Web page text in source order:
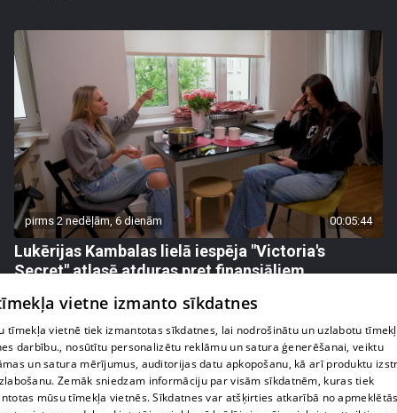
pirms 2 nedēļām, 6 dienām 00:05:44
Lukērijas Kambalas lielā iespēja "Victoria's
Secret" atlasē atduras pret finansiāliem
71. epizodevietne izmanto sīkdatnes
tīmekļa vietnē tiek izmantotas sīkdatnes, lai nodrošinātu un uzlabotu
darbību., nosūtītu personalizētu reklāmu un satura ģenerēšanai, veiktu
un satura mērījumus, auditorijas datu apkopošanu, kā arī produktu
Zemāk sniedzam informāciju par visām sīkdatnēm, kuras tiek
mūsu tīmekļa vietnēs. Sīkdatnes var atšķirties atkarībā no